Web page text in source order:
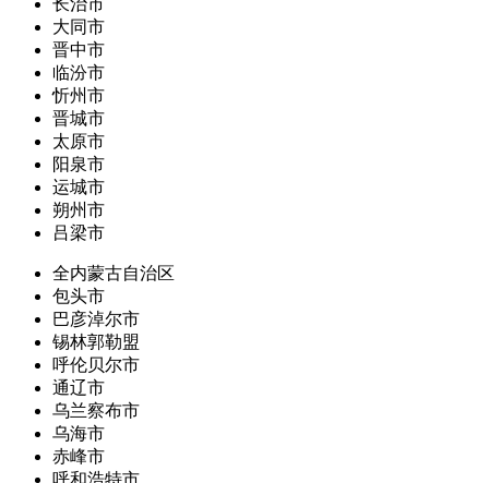
长治市
大同市
晋中市
临汾市
忻州市
晋城市
太原市
阳泉市
运城市
朔州市
吕梁市
全内蒙古自治区
包头市
巴彦淖尔市
锡林郭勒盟
呼伦贝尔市
通辽市
乌兰察布市
乌海市
赤峰市
呼和浩特市